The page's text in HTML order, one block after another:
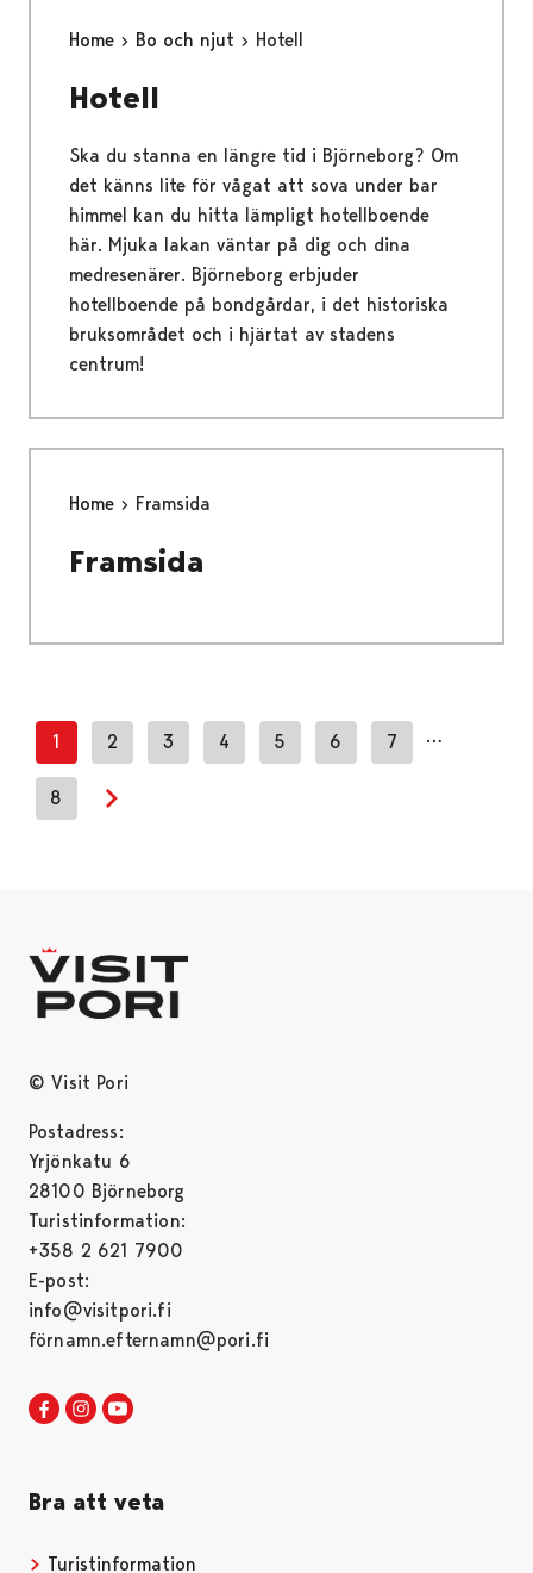
Home Bo och njut Hotell
Hotell
Ska du stanna en längre tid i Björneborg? Om
det känns lite för vågat att sova under bar
himmel kan du hitta lämpligt hotellboende
här. Mjuka lakan väntar på dig och dina
medresenärer. Björneborg erbjuder
hotellboende på bondgårdar, i det historiska
bruksområdet och i hjärtat av stadens
centrum!
Home Framsida
Framsida
1 2 3 4 5 6 7 …
8
© Visit Pori
Postadress:
Yrjönkatu 6
28100 Björneborg
Turistinformation:
+358 2 621 7900
E-post:
info@visitpori.fi
förnamn.efternamn@pori.fi
Visit Pori in Facebook
Opens in a new tab
Visit Pori in Instagram
Opens in a new tab
Bra att veta
Turistinformation